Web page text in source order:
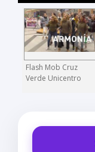
Flash Mob Cruz
Verde Unicentro